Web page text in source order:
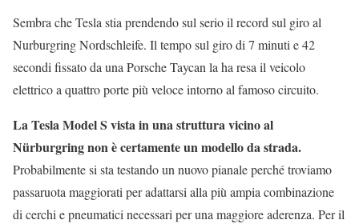
Sembra che Tesla stia prendendo sul serio il record sul giro al
Nurburgring Nordschleife. Il tempo sul giro di 7 minuti e 42
secondi fissato da una Porsche Taycan la ha resa il veicolo
elettrico a quattro porte più veloce intorno al famoso circuito.
La Tesla Model S vista in una struttura vicino al
Nürburgring non è certamente un modello da strada.
Probabilmente si sta testando un nuovo pianale perché troviamo
passaruota maggiorati per adattarsi alla più ampia combinazione
di cerchi e pneumatici necessari per una maggiore aderenza. Per il